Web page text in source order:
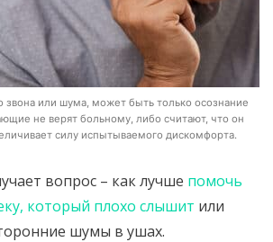
звона или шума, может быть только осознание
не верят больному, либо считают, что он
силу испытываемого дискомфорта.
вопрос – как лучше помочь
который плохо слышит или
шумы в ушах.